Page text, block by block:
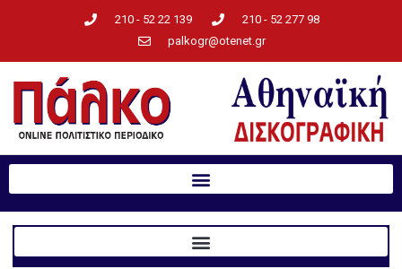
210 - 52 22 139
210 - 52 277 98
palkogr@otenet.gr